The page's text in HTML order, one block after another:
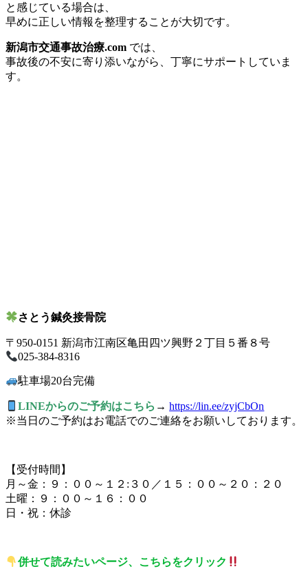
と感じている場合は、
早めに正しい情報を整理することが大切です。
新潟市交通事故治療.com では、
事故後の不安に寄り添いながら、丁寧にサポートしていま
す。
さとう鍼灸接骨院
〒950-0151 新潟市江南区亀田四ツ興野２丁目５番８号
025-384-8316
駐車場20台完備
LINEからのご予約はこちら →https://lin.ee/zyjCbOn
※当日のご予約はお電話でのご連絡をお願いしております。
【受付時間】
月～金：９：００～１２:３０／１５：００～２０：２０
土曜：９：００～１６：００
日・祝：休診
併せて読みたいページ、こちらをクリック